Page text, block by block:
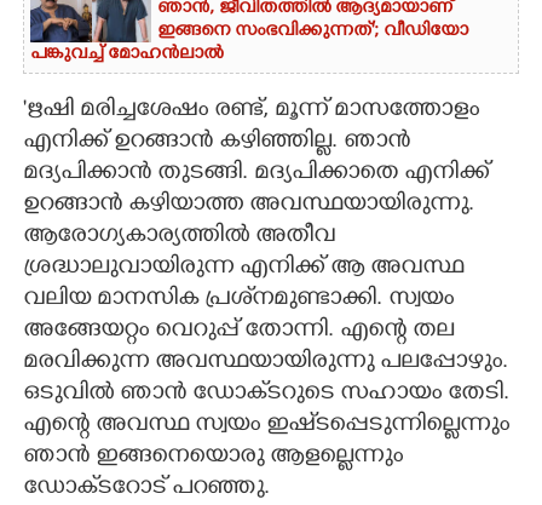
ഞാൻ, ജീവിതത്തിൽ ആദ്യമായാണ്
ഇങ്ങനെ സംഭവിക്കുന്നത്'; വീഡിയോ
പങ്കുവച്ച് മോഹൻലാൽ
'ഋഷി മരിച്ചശേഷം രണ്ട്, മൂന്ന് മാസത്തോളം
എനിക്ക് ഉറങ്ങാൻ കഴിഞ്ഞില്ല. ഞാൻ
മദ്യപിക്കാൻ തുടങ്ങി. മദ്യപിക്കാതെ എനിക്ക്
ഉറങ്ങാൻ കഴിയാത്ത അവസ്ഥയായിരുന്നു.
ആരോഗ്യകാര്യത്തിൽ അതീവ
ശ്രദ്ധാലുവായിരുന്ന എനിക്ക് ആ അവസ്ഥ
വലിയ മാനസിക പ്രശ്‌നമുണ്ടാക്കി. സ്വയം
അങ്ങേയറ്റം വെറുപ്പ് തോന്നി. എന്റെ തല
മരവിക്കുന്ന അവസ്ഥയായിരുന്നു പലപ്പോഴും.
ഒടുവിൽ ഞാൻ ഡോക്‌ടറുടെ സഹായം തേടി.
എന്റെ അവസ്ഥ സ്വയം ഇഷ്‌ടപ്പെടുന്നില്ലെന്നും
ഞാൻ ഇങ്ങനെയൊരു ആളല്ലെന്നും
‌ഡോക്‌ടറോട് പറഞ്ഞു.